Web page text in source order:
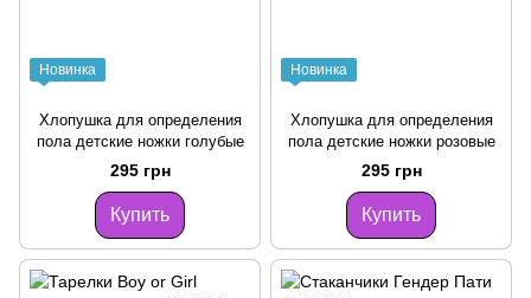
Новинка
Хлопушка для определения
пола детские ножки голубые
295 грн
Купить
Новинка
Хлопушка для определения
пола детские ножки розовые
295 грн
Купить